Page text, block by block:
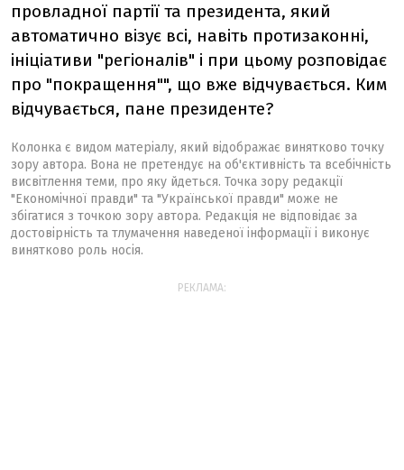
провладної партії та президента, який
автоматично візує всі, навіть протизаконні,
ініціативи "регіоналів" і при цьому розповідає
про "покращення"", що вже відчувається. Ким
відчувається, пане президенте?
Колонка є видом матеріалу, який відображає винятково точку
зору автора. Вона не претендує на об'єктивність та всебічність
висвітлення теми, про яку йдеться. Точка зору редакції
"Економічної правди" та "Української правди" може не
збігатися з точкою зору автора. Редакція не відповідає за
достовірність та тлумачення наведеної інформації і виконує
винятково роль носія.
РЕКЛАМА: